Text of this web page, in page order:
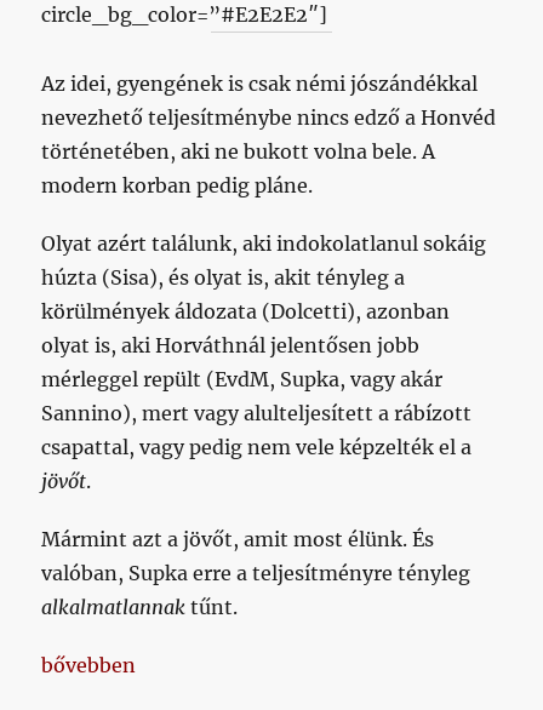
circle_bg_color=”#E2E2E2″]
Az idei, gyengének is csak némi jószándékkal
nevezhető teljesítménybe nincs edző a Honvéd
történetében, aki ne bukott volna bele. A
modern korban pedig pláne.
Olyat azért találunk, aki indokolatlanul sokáig
húzta (Sisa), és olyat is, akit tényleg a
körülmények áldozata (Dolcetti), azonban
olyat is, aki Horváthnál jelentősen jobb
mérleggel repült (EvdM, Supka, vagy akár
Sannino), mert vagy alulteljesített a rábízott
csapattal, vagy pedig nem vele képzelték el a
jövőt.
Mármint azt a jövőt, amit most élünk. És
valóban, Supka erre a teljesítményre tényleg
alkalmatlannak tűnt.
„Több, mint másfél nap alatt a Honvéd meg sem
bővebben